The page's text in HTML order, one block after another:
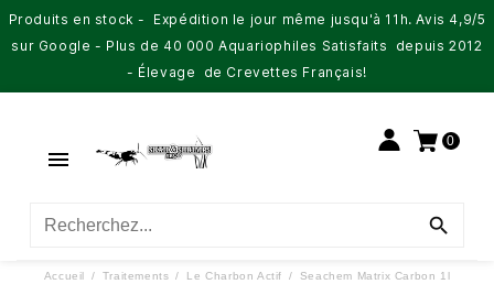
Produits en stock - Expédition le jour même jusqu'à 11h. Avis 4,9/5
sur Google - Plus de 40 000 Aquariophiles Satisfaits depuis 2012
- Élevage de Crevettes Français!

0

Accueil Traitements Le Charbon Actif Seachem Matrix Carbon 1l